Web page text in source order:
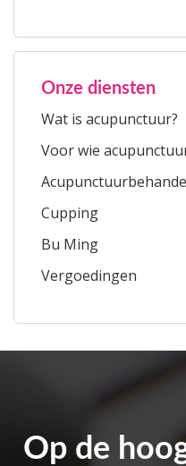
Onze diensten
Wat is acupunctuur?
Voor wie
Cupping
Bu Ming
Vergoedingen
Op de